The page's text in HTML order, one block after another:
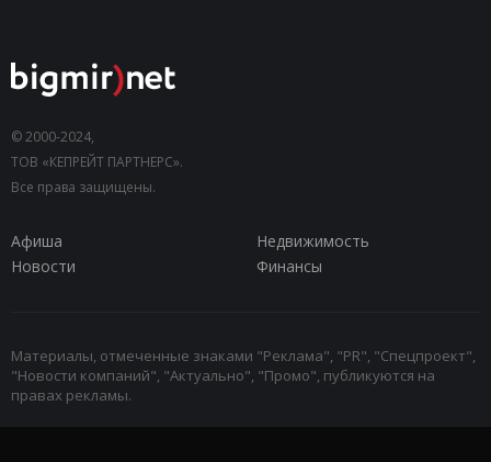
© 2000-2024,
ТОВ «КЕПРЕЙТ ПАРТНЕРС».
Все права защищены.
Афиша
Недвижимость
Новости
Финансы
Материалы, отмеченные знаками "Реклама", "PR", "Спецпроект",
"Новости компаний", "Актуально", "Промо", публикуются на
правах рекламы.